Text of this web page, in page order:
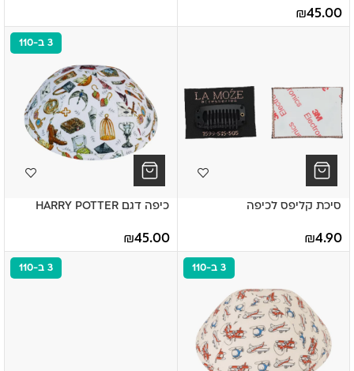
45.00
₪
סיכת קליפס לכיפה
4.90
₪
3 ב-110
כיפה דגם HARRY POTTER
45.00
₪
3 ב-110 3 ב-110